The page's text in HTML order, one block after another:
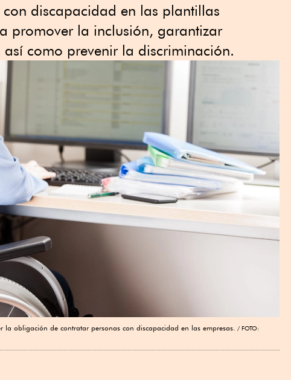
discapacidad en las plantillas
promover la inclusión, garantizar
como prevenir la discriminación.
la obligación de contratar personas con discapacidad en las empresas.
FOTO: